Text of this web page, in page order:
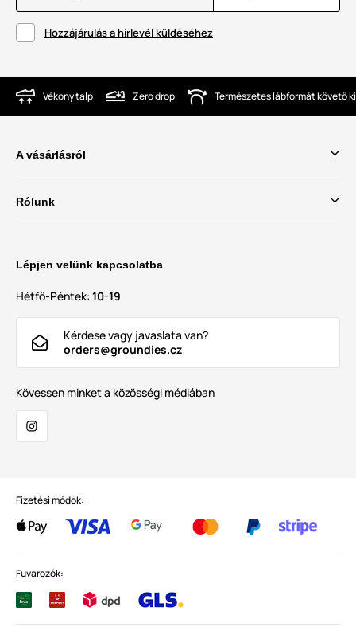
Hozzájárulás a hírlevél küldéséhez
Vékony talp Zero drop Természetes lábformát követő
A vásárlásról
Rólunk
Lépjen velünk kapcsolatba
Hétfő-Péntek: 10-19
Kérdése vagy javaslata van?
orders@groundies.cz
Kövessen minket a közösségi médiában
Fizetési módok:
Fuvarozók: